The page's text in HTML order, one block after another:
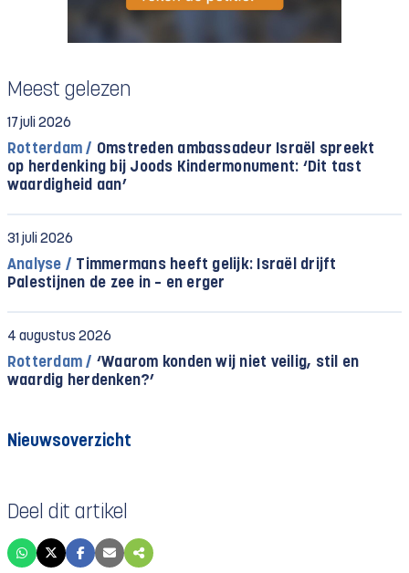
Meest gelezen
17 juli 2026
Rotterdam / Omstreden ambassadeur Israël spreekt
op herdenking bij Joods Kindermonument: ‘Dit tast
waardigheid aan’
31 juli 2026
Analyse / Timmermans heeft gelijk: Israël drijft
Palestijnen de zee in – en erger
4 augustus 2026
Rotterdam / ‘Waarom konden wij niet veilig, stil en
waardig herdenken?’
Nieuwsoverzicht
Deel dit artikel